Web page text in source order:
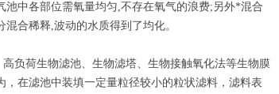
中各部位需氧量均匀,不存在氧气的浪费;另外*混合
合稀释,波动的水质得到了均化。
负荷生物滤池、生物滤塔、生物接触氧化法等生物膜
在滤池中装填一定量粒径较小的粒状滤料，滤料表